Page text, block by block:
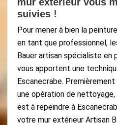
suivies !
Pour mener à bien la
en tant que professionnel,
Bauer artisan spécialiste en
vous apportent une
Escanecrabe.
une opération de
est à repeindre à
votre mur extérieur Artisan